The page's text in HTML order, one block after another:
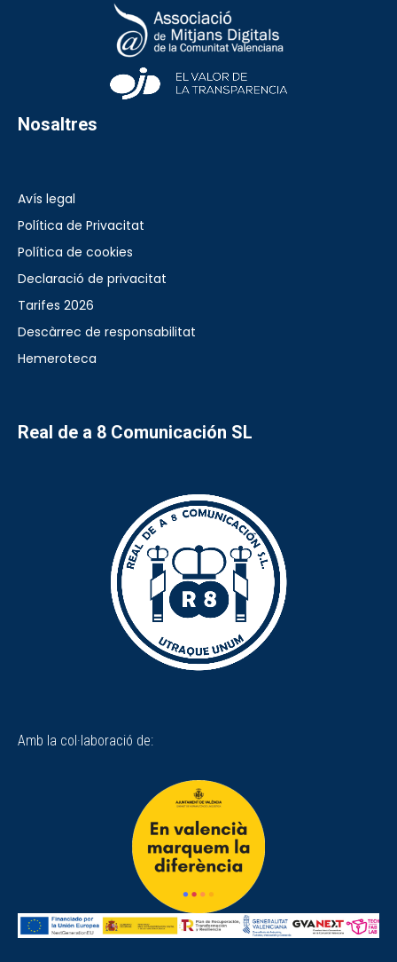
Nosaltres
Avís legal
Política de Privacitat
Política de cookies
Declaració de privacitat
Tarifes 2026
Descàrrec de responsabilitat
Hemeroteca
Real de a 8 Comunicación SL
Amb la col·laboració de: